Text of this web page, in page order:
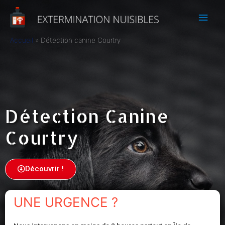
Accueil Détection canine Courtry
Détection Canine
Courtry
Découvrir !
UNE URGENCE ?